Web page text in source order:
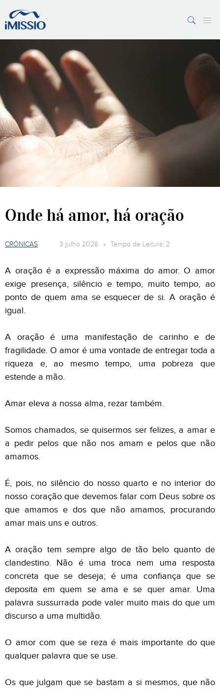
Onde há amor, há oração
CRÓNICAS 3 julho 2026 • Tempo de Leitura: 2
A oração é a expressão máxima do amor. O amor
exige presença, silêncio e tempo, muito tempo, ao
ponto de quem ama se esquecer de si. A oração é
igual.
A oração é uma manifestação de carinho e de
fragilidade. O amor é uma vontade de entregar toda a
riqueza e, ao mesmo tempo, uma pobreza que
estende a mão.
Amar eleva a nossa alma, rezar também.
Somos chamados, se quisermos ser felizes, a amar e
a pedir pelos que não nos amam e pelos que não
amamos.
É, pois, no silêncio do nosso quarto e no interior do
nosso coração que devemos falar com Deus sobre os
que amamos e dos que não amamos, procurando
amar mais uns e outros.
A oração tem sempre algo de tão belo quanto de
clandestino. Não é uma troca nem uma resposta
concreta que se deseja; é uma confiança que se
deposita em quem se ama e se quer amar. Uma
palavra sussurrada pode valer muito mais do que um
discurso a uma multidão.
O amor com que se reza é mais importante do que
qualquer palavra que se use.
Os que julgam que se bastam a si mesmos, que não